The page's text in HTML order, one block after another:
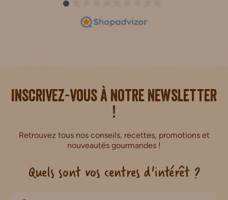
Inscrivez-vous à notre newsletter
!
Retrouvez tous nos conseils, recettes, promotions et
nouveautés gourmandes !
Quels sont vos centres d'intérêt ?